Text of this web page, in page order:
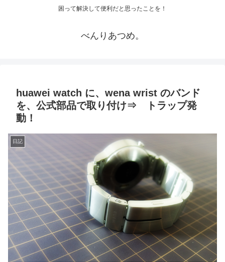
困って解決して便利だと思ったことを！
べんりあつめ。
huawei watch に、wena wrist のバンド
を、公式部品で取り付け⇒ トラップ発
動！
日記